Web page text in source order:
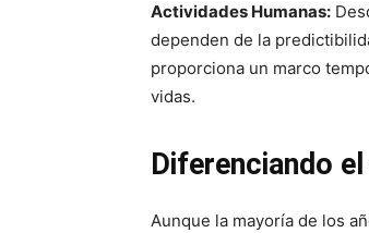
Actividades Humanas:
dependen de la
proporciona un marco
vidas.
Diferenciando
Aunque la mayoría de los